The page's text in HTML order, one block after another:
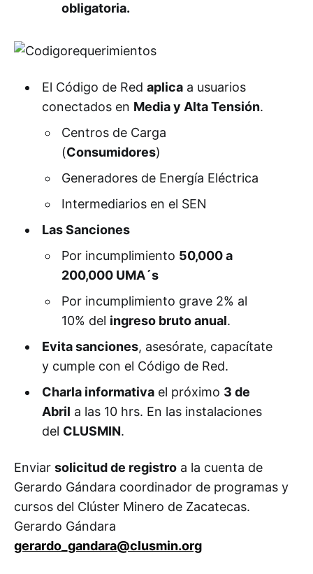
obligatoria.
El Código de Red aplicaa usuarios
conectados en Media y Alta Tensión.
Centros de Carga
(Consumidores)
Generadores de Energía Eléctrica
Intermediarios en el SEN
Las Sanciones
Por incumplimiento 50,000 a
200,000 UMA´s
Por incumplimiento grave 2% al
10% del ingreso bruto anual.
Evita sanciones, asesórate, capacítate
y cumple con el Código de Red.
Charla informativael próximo 3 de
Abril a las 10 hrs. En las instalaciones
del CLUSMIN.
Enviar solicitud de registro a la cuenta de
Gerardo Gándara coordinador de programas y
cursos del Clúster Minero de Zacatecas.
Gerardo Gándara
gerardo_gandara@clusmin.org